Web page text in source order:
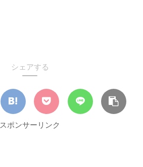
シェアする
スポンサーリンク